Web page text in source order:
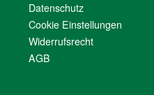
Datenschutz
Cookie Einstellungen
Widerrufsrecht
AGB